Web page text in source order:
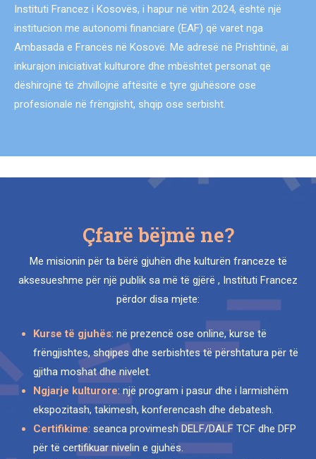
Instituti Francez i Kosovës, i hapur në vitin 2024, është një
institucion me autonomi financiare (EAF) që varet nga
Ambasada e Francës në Kosovë. Me adresë në Prishtinë, ai
inkurajon iniciativat kulturore dhe mbështet personat që
dëshirojnë të zhvillojnë aftësitë e tyre gjuhësore ose
profesionale në frëngjisht, shqip ose serbisht.
Çfarë bëjmë ne?
Me misionin për ta bërë gjuhën dhe kulturën franceze të
aksesueshme për një publik sa më të gjërë , Instituti Francez
përdor disa mjete:
Kurse të gjuhës: në prezencë ose online, kurse të
frëngjishtes, shqipes dhe serbishtes të përshtatura për të
gjitha moshat dhe nivelet.
Ngjarje kulturore: një program i pasur dhe i larmishëm
ekspozitash, takimesh, konferencash dhe debatesh.
Certifikime: seanca provimesh DELF/DALF TCF dhe DFP
për të certifikuar nivelin e gjuhës.